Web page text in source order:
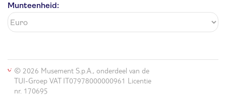
Munteenheid:
© 2026 Musement S.p.A., onderdeel van de
TUI-Groep VAT IT07978000000961 Licentie
nr. 170695